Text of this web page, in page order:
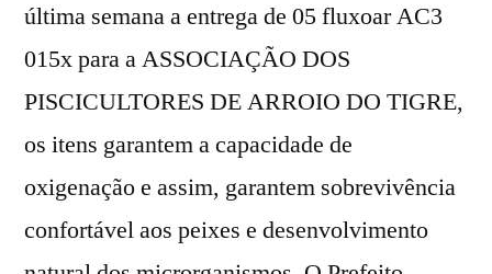
última semana a entrega de 05 fluxoar AC3
015x para a ASSOCIAÇÃO DOS
PISCICULTORES DE ARROIO DO TIGRE,
os itens garantem a capacidade de
oxigenação e assim, garantem sobrevivência
confortável aos peixes e desenvolvimento